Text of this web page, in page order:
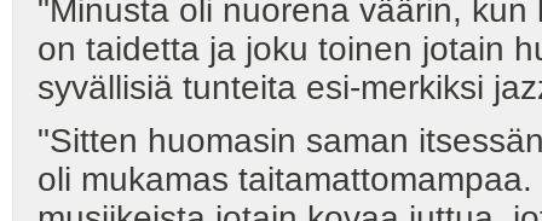
"Minusta oli nuorena väärin,
on taidetta ja joku toinen jotain
syvällisiä tunteita esi-merkiksi
"Sitten huomasin saman
oli mukamas